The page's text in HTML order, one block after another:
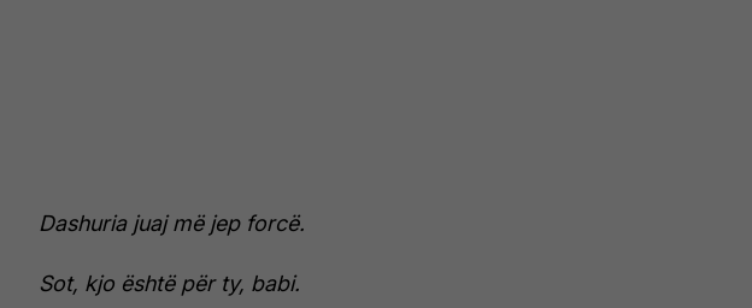
Dashuria juaj më jep forcë.
Sot, kjo është për ty, babi.